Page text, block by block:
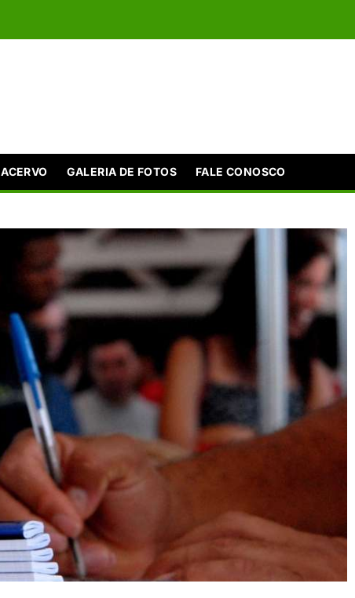
ACERVO GALERIA DE FOTOS FALE CONOSCO